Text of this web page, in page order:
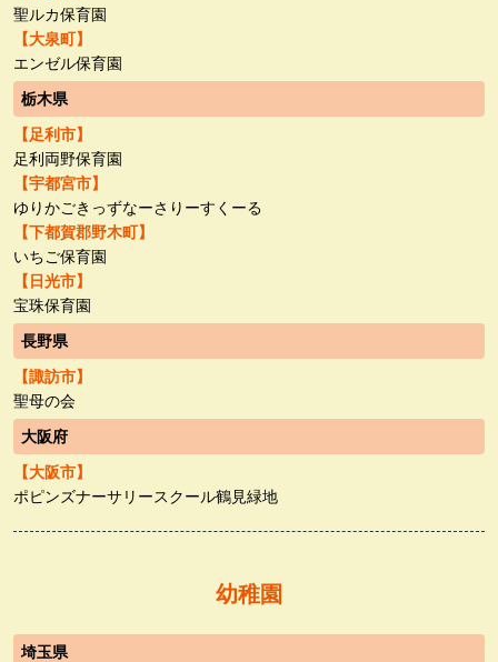
聖ルカ保育園
【大泉町】
エンゼル保育園
栃木県
【足利市】
足利両野保育園
【宇都宮市】
ゆりかごきっずなーさりーすくーる
【下都賀郡野木町】
いちご保育園
【日光市】
宝珠保育園
長野県
【諏訪市】
聖母の会
大阪府
【大阪市】
ポピンズナーサリースクール鶴見緑地
幼稚園
埼玉県